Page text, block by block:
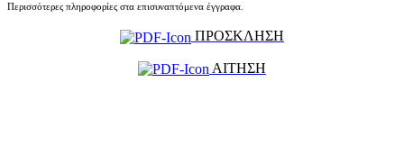
Περισσότερες πληροφορίες στα επισυναπτόμενα έγγραφα.
ΠΡΟΣΚΛΗΣΗ
ΑΙΤΗΣΗ